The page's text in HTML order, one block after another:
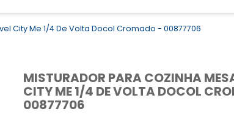
City Me 1/4 De Volta Docol Cromado - 00877706
MISTURADOR PARA COZINHA
CITY ME 1/4 DE VOLTA DOCOL
00877706